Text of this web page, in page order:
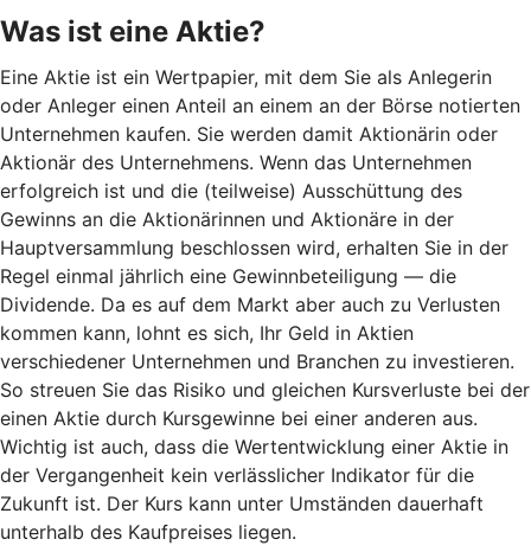
Was ist eine Aktie?
Eine Aktie ist ein Wertpapier, mit dem Sie als Anlegerin
oder Anleger einen Anteil an einem an der Börse notierten
Unternehmen kaufen. Sie werden damit Aktionärin oder
Aktionär des Unternehmens. Wenn das Unternehmen
erfolgreich ist und die (teilweise) Ausschüttung des
Gewinns an die Aktionärinnen und Aktionäre in der
Hauptversammlung beschlossen wird, erhalten Sie in der
Regel einmal jährlich eine Gewinnbeteiligung — die
Dividende. Da es auf dem Markt aber auch zu Verlusten
kommen kann, lohnt es sich, Ihr Geld in Aktien
verschiedener Unternehmen und Branchen zu investieren.
So streuen Sie das Risiko und gleichen Kursverluste bei der
einen Aktie durch Kursgewinne bei einer anderen aus.
Wichtig ist auch, dass die Wertentwicklung einer Aktie in
der Vergangenheit kein verlässlicher Indikator für die
Zukunft ist. Der Kurs kann unter Umständen dauerhaft
unterhalb des Kaufpreises liegen.